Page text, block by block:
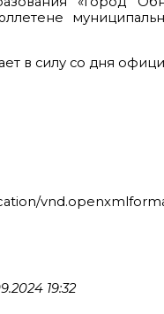
в силу со дня
19:32